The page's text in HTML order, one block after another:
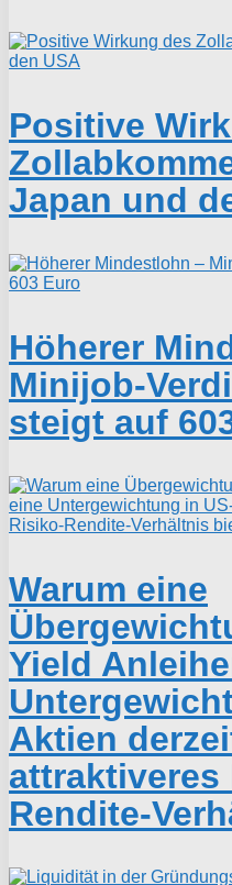
Positive
Japan und
Höherer
Minijob-
steigt auf
Warum eine
Yield
Aktien
attraktiveres
Rendite-